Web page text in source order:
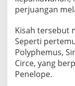
perjuangan
Kisah tersebut
Seperti
Polyphemus,
Circe, yang
Penelope.